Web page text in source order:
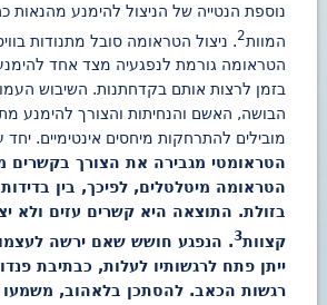
נוספת הנטייה של הניצול להימנע
המוות2. ניצול הטראומה סובל מתנודות
הטראומה גורמת לנפגעיה מצד אחד להימנע
בזמן לרצות אותם בקדחתנות. השיבוש
הבושה, האשם והנחיתות והצורך להימנע
מובילים להתרחקות מיחסים אינטימיים.
הטראומטי מגבירה את הצורך בקשרים
הטראומה מיטלטלים, לפיכך, בין
בזולת. התוצאה היא קשרים עזים ולא
קצוות3. הנפגע חושש שאם ירשה לעצמו
ייתן פתח לרגשותיו לעלות, כבתיבת
רגשות הכאב. להסתכן בלאהוב,